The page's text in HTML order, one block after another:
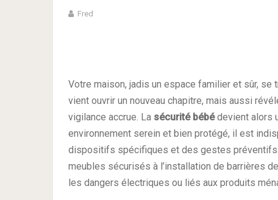
Fred
Votre maison, jadis un espace familier et sûr, se
vient ouvrir un nouveau chapitre, mais aussi
vigilance accrue. La sécurité bébédevient alors
environnement serein et bien protégé, il est
dispositifs spécifiques et des gestes
meubles sécurisés à l’installation de barrières
les dangers électriques ou liés aux produits